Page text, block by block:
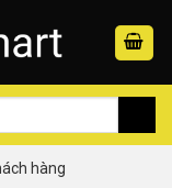
hàng